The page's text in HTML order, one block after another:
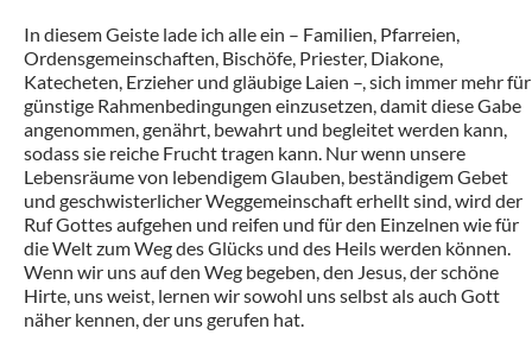
In diesem Geiste lade ich alle ein – Familien, Pfarreien,
Ordensgemeinschaften, Bischöfe, Priester, Diakone,
Katecheten, Erzieher und gläubige Laien –, sich immer mehr für
günstige Rahmenbedingungen einzusetzen, damit diese Gabe
angenommen, genährt, bewahrt und begleitet werden kann,
sodass sie reiche Frucht tragen kann. Nur wenn unsere
Lebensräume von lebendigem Glauben, beständigem Gebet
und geschwisterlicher Weggemeinschaft erhellt sind, wird der
Ruf Gottes aufgehen und reifen und für den Einzelnen wie für
die Welt zum Weg des Glücks und des Heils werden können.
Wenn wir uns auf den Weg begeben, den Jesus, der schöne
Hirte, uns weist, lernen wir sowohl uns selbst als auch Gott
näher kennen, der uns gerufen hat.